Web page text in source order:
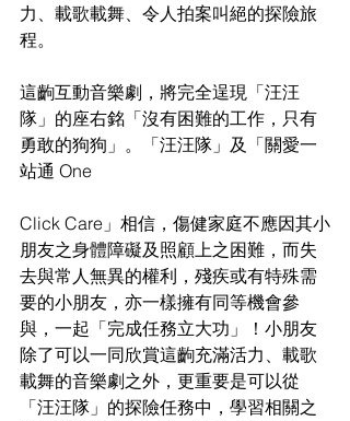
力、載歌載舞、令人拍案叫絕的探險旅
程。
這齣互動音樂劇，將完全逞現「汪汪
隊」的座右銘「沒有困難的工作，只有
勇敢的狗狗」。「汪汪隊」及「關愛一
站通 One
Click Care」相信，傷健家庭不應因其小
朋友之身體障礙及照顧上之困難，而失
去與常人無異的權利，殘疾或有特殊需
要的小朋友，亦一樣擁有同等機會參
與，一起「完成任務立大功」！小朋友
除了可以一同欣賞這齣充滿活力、載歌
載舞的音樂劇之外，更重要是可以從
「汪汪隊」的探險任務中，學習相關之